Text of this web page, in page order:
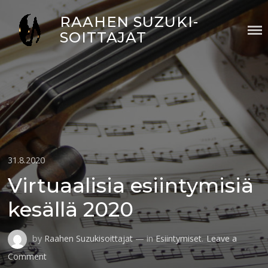
content
RAAHEN SUZUKI-
SOITTAJAT
Posted
on
31.8.2020
Virtuaalisia esiintymisiä
kesällä 2020
by Raahen Suzukisoittajat— in Esiintymiset. Leave a
Commenton